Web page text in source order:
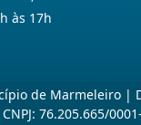
às 17h
de Marmeleiro |
CNPJ: 76.205.665/